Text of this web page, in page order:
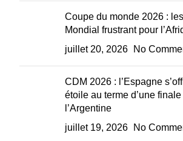
Coupe du monde 2026 :
Mondial frustrant pour
juillet 20, 2026
No
CDM 2026 : l’Espagne
étoile au terme d’une
l’Argentine
juillet 19, 2026
No